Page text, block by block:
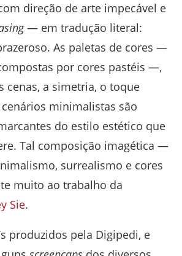
direção de arte impecável e
— em tradução literal:
As paletas de cores —
por cores pastéis —,
cenas, a simetria, o toque
minimalistas são
do estilo estético que
Tal composição imagética —
surrealismo e cores
muito ao trabalho da
Sie.
produzidos pela Digipedi, e